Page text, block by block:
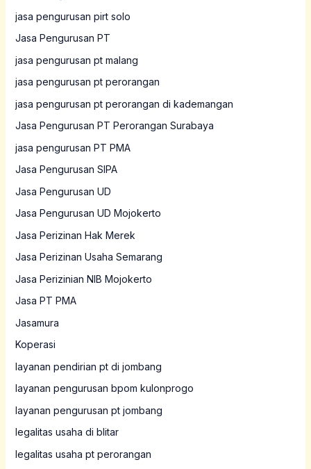
jasa pengurusan pirt solo
Jasa Pengurusan PT
jasa pengurusan pt malang
jasa pengurusan pt perorangan
jasa pengurusan pt perorangan di kademangan
Jasa Pengurusan PT Perorangan Surabaya
jasa pengurusan PT PMA
Jasa Pengurusan SIPA
Jasa Pengurusan UD
Jasa Pengurusan UD Mojokerto
Jasa Perizinan Hak Merek
Jasa Perizinan Usaha Semarang
Jasa Perizinian NIB Mojokerto
Jasa PT PMA
Jasamura
Koperasi
layanan pendirian pt di jombang
layanan pengurusan bpom kulonprogo
layanan pengurusan pt jombang
legalitas usaha di blitar
legalitas usaha pt perorangan